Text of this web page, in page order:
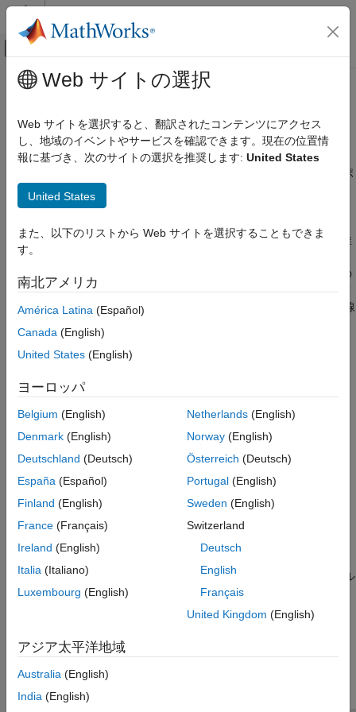
コンテンツへスキップ
オフキャンバス ナビゲーション メ
ドキュメンテーションのホーム
Signal Processing Toolbox
Signal Processing Toolbox 入門
用途
音声処理
生物医学
騒音、振動、およびハーシュネス
レーダーと無線
信号の生成、解析、および前処理
デジタル フィルターとアナログ フィルター
時間-周波数解析
振動解析
信号向け AI
コード生成と GPU サポート
メインコンテンツ
用途
音声処理、生物医学、地球科学、ノイズ、振動、および不快感、
レーダーと無線
Signal Processing Toolbox™ は、さまざまな信号処理用途をサポ
ートします。音声処理の用途では、音声を認識し、音を分類し、
異常を検出できます。生物医学の用途では、ECG 信号、EEG 信
ことができます。地球科学の用途では、地震信号の速度変化を推
定したり、インパルス性ノイズを除去したりします。騒音、振
動、およびハーシュネスの用途では、回転機械からの機械信号の
振動、モード、および疲労を解析できます。レーダーおよびワイ
ヤレスの一部の用途としては、レーダー ターゲットの分類や無線
カテゴリ
音声処理
ECG 信号、EEG 信号、EMG 信号、および生体信号のノイズ除
去、再構成、分類、および異常検出
地球科学
地震活動と気象データ
騒音、振動、およびハーシュネス
レーダー ターゲットと信号の分類、自動車レーダー、スペクトル
センシング
Web サイトの選択
Web サイトを選択すると、翻訳されたコンテンツにアクセス
し、地域のイベントやサービスを確認できます。現在の位置情
報に基づき、次のサイトの選択を推奨します: United States
United States
また、以下のリストから Web サイトを選択することもできま
す。
南北アメリカ
América Latina (Español)
Canada (English)
United States (English)
ヨーロッパ
Belgium (English)
Denmark (English)
Deutschland (Deutsch)
España (Español)
Finland (English)
France (Français)
Ireland (English)
Italia (Italiano)
Luxembourg (English)
Netherlands(English)
Norway(English)
Österreich (Deutsch)
Portugal(English)
Sweden (English)
Switzerland
Deutsch
English
Français
United Kingdom (English)
アジア太平洋地域
Australia (English)
India (English)